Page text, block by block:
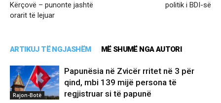
Kërçovë – punonte jashtë
orarit të lejuar
politik i BDI-së
ARTIKUJ TË NGJASHËM MË SHUMË NGA AUTORI
Rajon-Botë
Papunësia në Zvicër rritet në 3 për
qind, mbi 139 mijë persona të
regjistruar si të papunë